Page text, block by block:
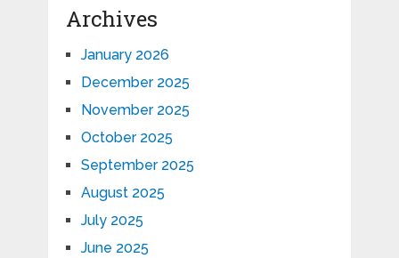
Archives
January 2026
December 2025
November 2025
October 2025
September 2025
August 2025
July 2025
June 2025